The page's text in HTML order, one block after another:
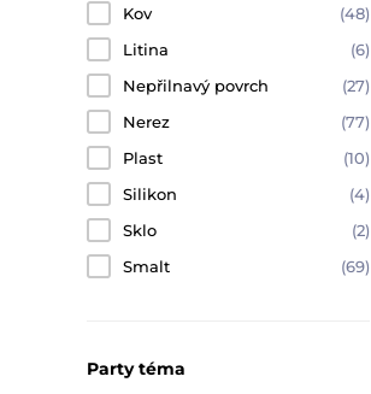
Kov
(48)
Litina
(6)
Nepřilnavý povrch
(27)
Nerez
(77)
Plast
(10)
Silikon
(4)
Sklo
(2)
Smalt
(69)
Party téma